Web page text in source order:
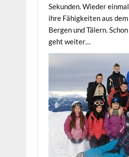
Sekunden. Wieder
ihre Fähigkeiten aus
Bergen und Tälern.
geht weiter…